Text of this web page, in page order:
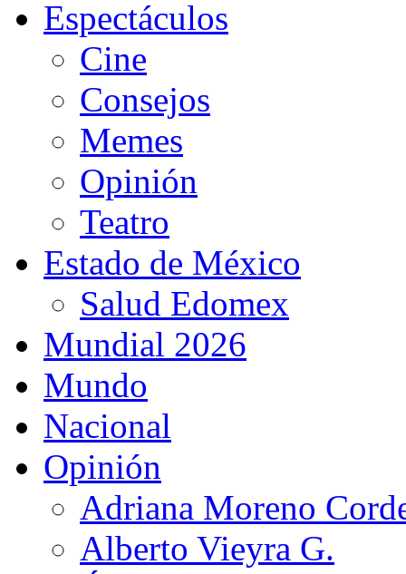
Espectáculos
Cine
Consejos
Memes
Opinión
Teatro
Estado de México
Salud Edomex
Mundial 2026
Mundo
Nacional
Opinión
Adriana Moreno
Alberto Vieyra G.